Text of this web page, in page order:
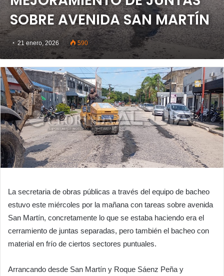
SOBRE AVENIDA SAN MARTÍN
21 enero, 2026 590
La secretaria de obras públicas a través del equipo de bacheo
estuvo este miércoles por la mañana con tareas sobre avenida
San Martín, concretamente lo que se estaba haciendo era el
cerramiento de juntas separadas, pero también el bacheo con
material en frío de ciertos sectores puntuales.
Arrancando desde San Martín y Roque Sáenz Peña y